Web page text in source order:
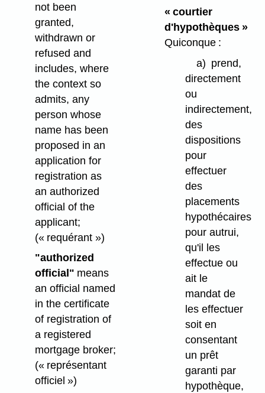
not been
granted,
withdrawn or
refused and
includes, where
the context so
admits, any
person whose
name has been
proposed in an
application for
registration as
an authorized
official of the
applicant;
(« requérant »)
"authorized
official" means
an official named
in the certificate
of registration of
a registered
mortgage broker;
(« représentant
officiel »)
« courtier
d'hypothèques »
Quiconque :
a) prend,
directement
ou
indirectement,
des
dispositions
pour
effectuer
des
placements
hypothécaires
pour autrui,
qu'il les
effectue ou
ait le
mandat de
les effectuer
soit en
consentant
un prêt
garanti par
hypothèque,